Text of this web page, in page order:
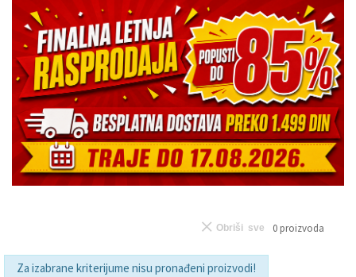
0 proizvoda
Obriši sve
Za izabrane kriterijume nisu pronađeni proizvodi!